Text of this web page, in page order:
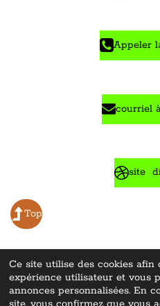
Ce site utilise des cookies afin
expérience utilisateur et vous
annonces personnalisées. En
Appeler
courriel
site
Top
© 2022 - 2026 Whisky Lovers Encyclopediae ©"Tous
Propulsé parWebador